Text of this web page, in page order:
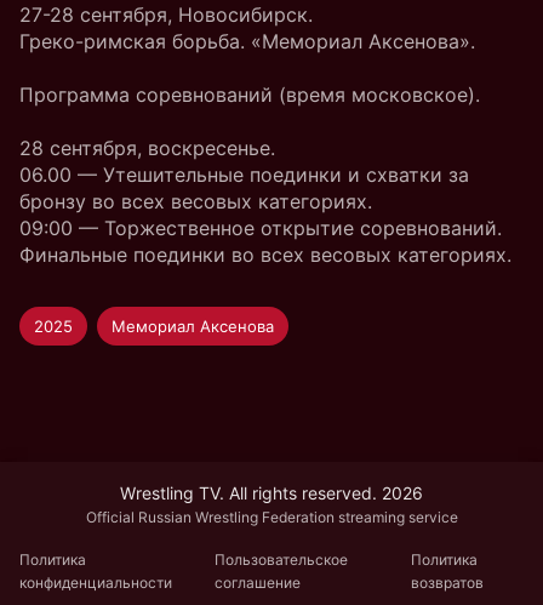
27-28 сентября, Новосибирск.
Греко-римская борьба. «Мемориал Аксенова».
Программа соревнований (время московское).
28 сентября, воскресенье.
06.00 — Утешительные поединки и схватки за
бронзу во всех весовых категориях.
09:00 — Торжественное открытие соревнований.
Финальные поединки во всех весовых категориях.
2025 Мемориал Аксенова
Wrestling TV. All rights reserved. 2026
Official Russian Wrestling Federation streaming service
Политика
конфиденциальности
Пользовательское
соглашение
Политика
возвратов